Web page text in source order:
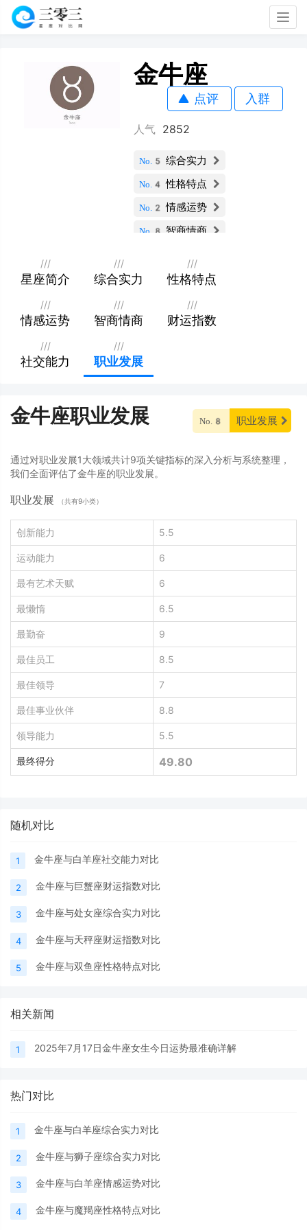
金牛座
点评 入群
人气 2852
No.5 综合实力
No.4 性格特点
No.2 情感运势
No.8 智商情商
No.10社交能力
职业发展
///
星座简介
///
综合实力
///
性格特点
///
情感运势
///
智商情商
///
财运指数
///
社交能力
///
职业发展
金牛座职业发展 No.8 职业发展
通过对职业发展1大领域共计9项关键指标的深入分析与系统整理，
我们全面评估了金牛座的职业发展。
职业发展 （共有9小类）
创新能力 5.5
运动能力 6
最有艺术天赋 6
最懒惰 6.5
最勤奋 9
最佳员工 8.5
最佳领导 7
最佳事业伙伴 8.8
领导能力 5.5
最终得分 49.80
随机对比
1 金牛座与白羊座社交能力对比
2 金牛座与巨蟹座财运指数对比
3 金牛座与处女座综合实力对比
4 金牛座与天秤座财运指数对比
5 金牛座与双鱼座性格特点对比
相关新闻
1 2025年7月17日金牛座女生今日运势最准确详解
热门对比
1 金牛座与白羊座综合实力对比
2 金牛座与狮子座综合实力对比
3 金牛座与白羊座情感运势对比
4 金牛座与魔羯座性格特点对比